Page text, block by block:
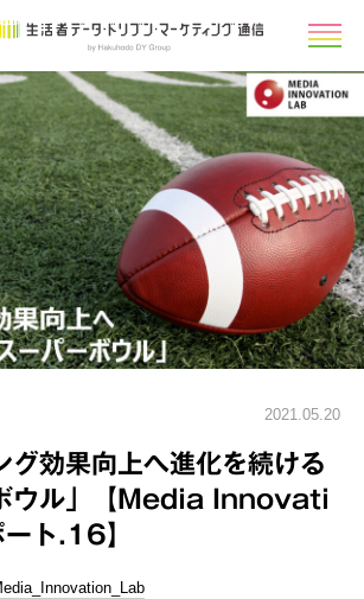
2021.05.20
グ効果向上へ進化を続ける
ボウル」【Media Innovati
ト.16】